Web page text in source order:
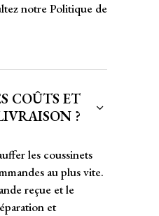
notre Politique de
COÛTS ET
?
les coussinets
au plus vite.
reçue et le
et